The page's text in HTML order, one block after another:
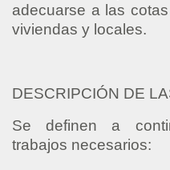
adecuarse a las
viviendas y locales.
DESCRIPCIÓN DE
Se definen a
trabajos necesarios: